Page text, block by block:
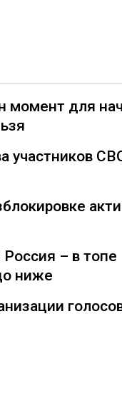
момент для
участников
– в топе
ниже